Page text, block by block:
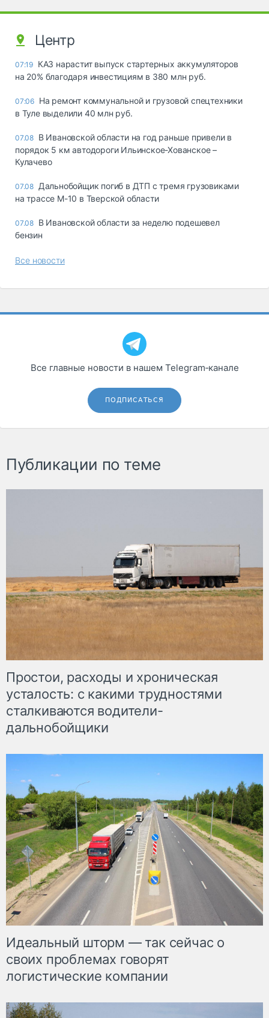
Центр
07:19 КАЗ нарастит выпуск стартерных аккумуляторов
на 20% благодаря инвестициям в 380 млн руб.
07:06 На ремонт коммунальной и грузовой спецтехники
в Туле выделили 40 млн руб.
07.08 В Ивановской области на год раньше привели в
порядок 5 км автодороги Ильинское-Хованское –
Кулачево
07.08 Дальнобойщик погиб в ДТП с тремя грузовиками
на трассе М-10 в Тверской области
07.08 В Ивановской области за неделю подешевел
бензин
Все новости
Все главные новости в нашем Telegram‑канале
ПОДПИСАТЬСЯ
Публикации по теме
Простои, расходы и хроническая
усталость: с какими трудностями
сталкиваются водители-
дальнобойщики
Идеальный шторм — так сейчас о
своих проблемах говорят
логистические компании